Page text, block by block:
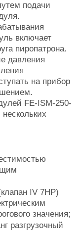
флота
подачи
включает
пиропатрона.
давления
на прибор
FE-ISM-250-
IV 7НР)
значения;
разгрузочный